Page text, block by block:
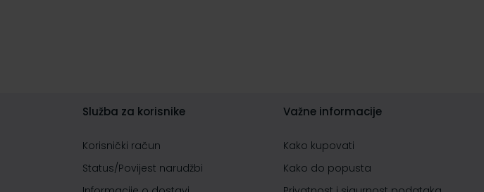
Služba za korisnike
Korisnički račun
Status/Povijest narudžbi
Važne informacije
Kako kupovati
Kako do popusta